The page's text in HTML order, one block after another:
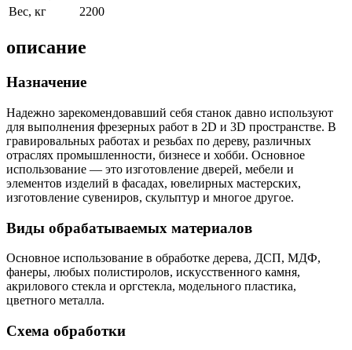
Вес, кг
2200
описание
Назначение
Надежно зарекомендовавший себя станок давно используют
для выполнения фрезерных работ в 2D и 3D пространстве. В
гравировальных работах и резьбах по дереву, различных
отраслях промышленности, бизнесе и хобби. Основное
использование — это изготовление дверей, мебели и
элементов изделий в фасадах, ювелирных мастерских,
изготовление сувениров, скульптур и многое другое.
Виды обрабатываемых материалов
Основное использование в обработке дерева, ДСП, МДФ,
фанеры, любых полистиролов, искусственного камня,
акрилового стекла и оргстекла, модельного пластика,
цветного металла.
Схема обработки